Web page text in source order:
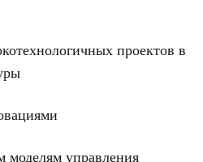
проектов в
управления